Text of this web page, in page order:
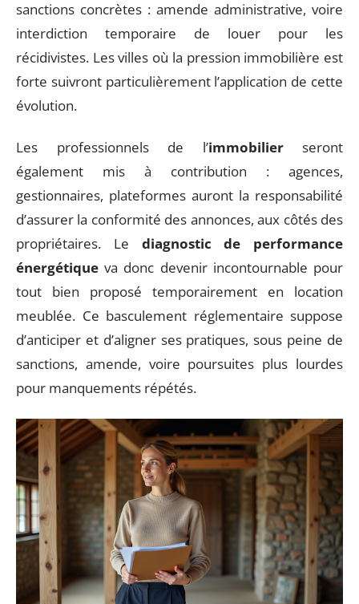
sanctions concrètes : amende administrative, voire
interdiction temporaire de louer pour les
récidivistes. Les villes où la pression immobilière est
forte suivront particulièrement l’application de cette
évolution.
Les professionnels de l’immobilierseront
également mis à contribution : agences,
gestionnaires, plateformes auront la responsabilité
d’assurer la conformité des annonces, aux côtés des
propriétaires. Le diagnostic de performance
énergétique va donc devenir incontournable pour
tout bien proposé temporairement en location
meublée. Ce basculement réglementaire suppose
d’anticiper et d’aligner ses pratiques, sous peine de
sanctions, amende, voire poursuites plus lourdes
pour manquements répétés.